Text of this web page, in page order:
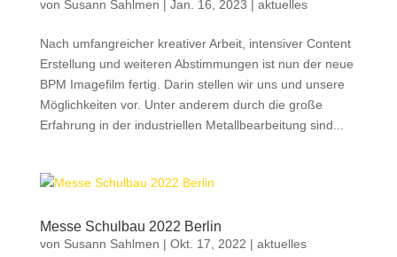
von Susann Sahlmen | Jan. 16, 2023 | aktuelles
Nach umfangreicher kreativer Arbeit, intensiver Content
Erstellung und weiteren Abstimmungen ist nun der neue
BPM Imagefilm fertig. Darin stellen wir uns und unsere
Möglichkeiten vor. Unter anderem durch die große
Erfahrung in der industriellen Metallbearbeitung sind...
Messe Schulbau 2022 Berlin
von Susann Sahlmen | Okt. 17, 2022 | aktuelles